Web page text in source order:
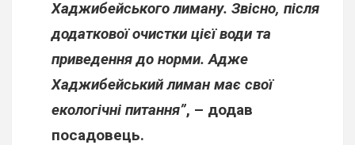
Хаджибейського лиману. Звісно, після
додаткової очистки цієї води та
приведення до норми. Адже
Хаджибейський лиман має свої
екологічні питання”, – додав
посадовець.